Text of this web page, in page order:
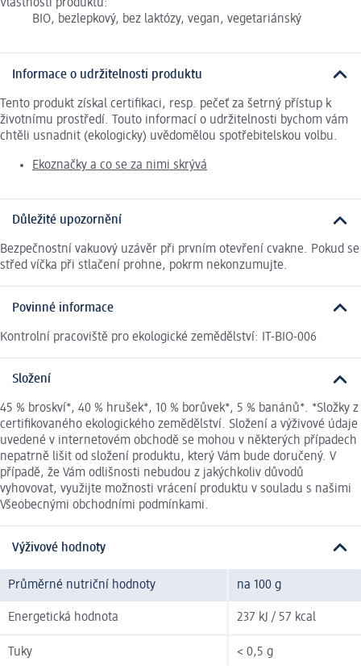
Vlastnosti produktu:
BIO, bezlepkový, bez laktózy, vegan, vegetariánský
Informace o udržitelnosti produktu
Tento produkt získal certifikaci, resp. pečeť za šetrný přístup k
životnímu prostředí. Touto informací o udržitelnosti bychom vám
chtěli usnadnit (ekologicky) uvědomělou spotřebitelskou volbu.
Ekoznačky a co se za nimi skrývá
Důležité upozornění
Bezpečnostní vakuový uzávěr při prvním otevření cvakne. Pokud se
střed víčka při stlačení prohne, pokrm nekonzumujte.
Povinné informace
Kontrolní pracoviště pro ekologické zemědělství: IT-BIO-006
Složení
45 % broskví*, 40 % hrušek*, 10 % borůvek*, 5 % banánů*. *Složky z
certifikovaného ekologického zemědělství. Složení a výživové údaje
uvedené v internetovém obchodě se mohou v některých případech
nepatrně lišit od složení produktu, který Vám bude doručený. V
případě, že Vám odlišnosti nebudou z jakýchkoliv důvodů
vyhovovat, využijte možnosti vrácení produktu v souladu s našimi
Všeobecnými obchodními podmínkami.
Výživové hodnoty
Průměrné nutriční hodnoty na 100 g
Energetická hodnota 237 kJ / 57 kcal
Tuky < 0,5 g